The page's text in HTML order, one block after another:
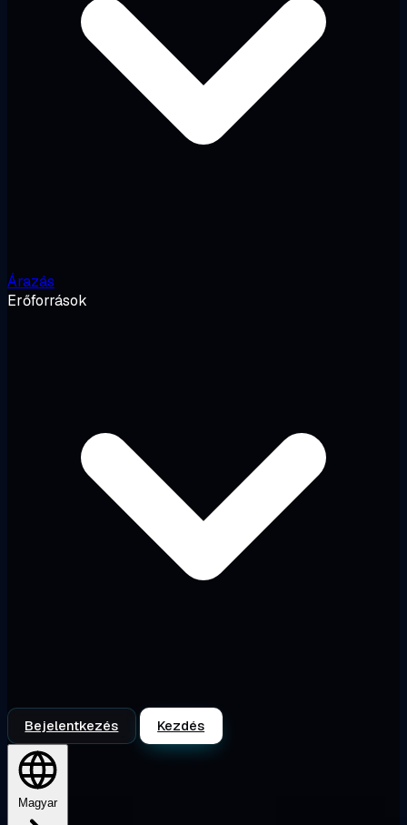
Árazás
Erőforrások
Bejelentkezés Kezdés
Magyar